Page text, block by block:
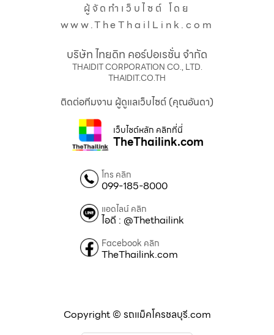
ผู้จัดทำเว็บไซต์ โดย
www.TheThailLink.com
บริษัท ไทยดิท คอร์ปอเรชั่น จำกัด
THAIDIT CORPORATION CO., LTD.
THAIDIT.CO.TH
ติดต่อทีมงาน ผู้ดูแลเว็บไซต์ (คุณอันดา)
เว็บไซต์หลัก คลิกที่นี่
TheThailink.com
โทร คลิก
099-185-8000
แอดไลน์ คลิก
ไอดี : @Thethailink
Facebook คลิก
TheThailink.com
Copyright © รถแม็คโครชลบุรี.com